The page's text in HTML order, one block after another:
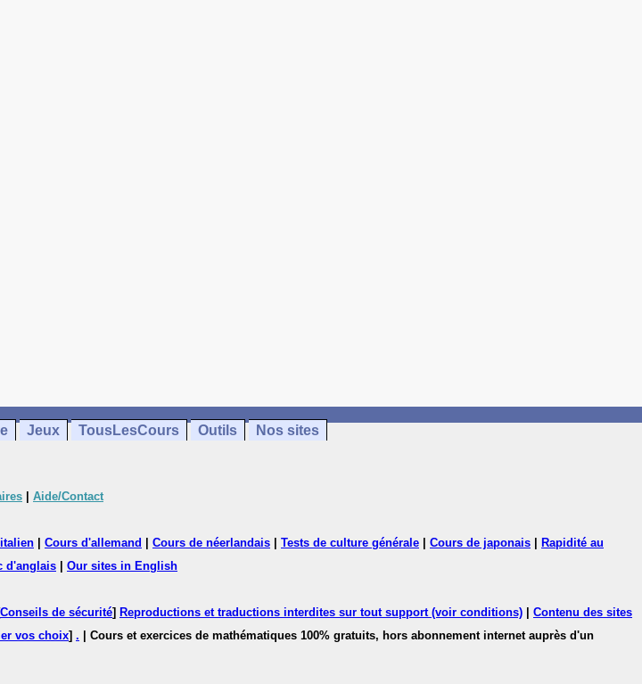
Jeux TousLesCours Outils Nos sites
Aide/Contact
Cours d'allemand Cours de néerlandais Tests de culture générale Cours de japonais
Rapidité au
d'anglais Our sites in English
Conseils de sécurité] Reproductions et traductions interdites sur tout support (voir conditions)
Contenu des sites
vos choix] .
| Cours et exercices de mathématiques 100% gratuits, hors abonnement internet auprès d'un